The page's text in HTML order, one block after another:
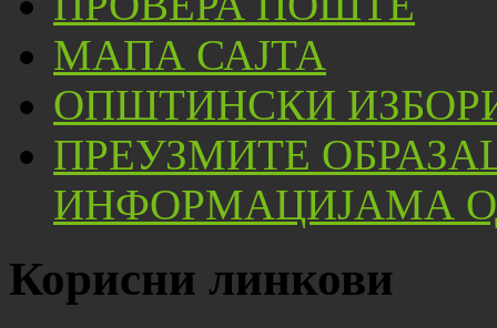
МАПА САЈТА
ОПШТИНСКИ
ПРЕУЗМИТЕ
ИНФОРМАЦИЈАМА
Корисни линкови